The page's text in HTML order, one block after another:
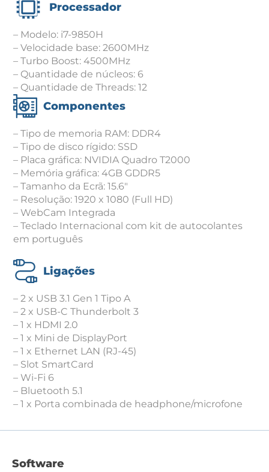
Processador
– Modelo: i7-9850H
– Velocidade base: 2600MHz
– Turbo Boost: 4500MHz
– Quantidade de núcleos: 6
– Quantidade de Threads: 12
Componentes
– Tipo de memoria RAM: DDR4
– Tipo de disco rígido: SSD
– Placa gráfica: NVIDIA Quadro T2000
– Memória gráfica: 4GB GDDR5
– Tamanho da Ecrã: 15.6″
– Resolução: 1920 x 1080 (Full HD)
– WebCam Integrada
– Teclado Internacional com kit de autocolantes
em português
Ligações
– 2 x USB 3.1 Gen 1 Tipo A
– 2 x USB-C Thunderbolt 3
– 1 x HDMI 2.0
– 1 x Mini de DisplayPort
– 1 x Ethernet LAN (RJ-45)
– Slot SmartCard
– Wi-Fi 6
– Bluetooth 5.1
– 1 x Porta combinada de headphone/microfone
Software